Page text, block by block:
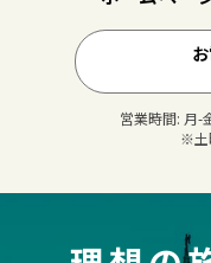
営業時間: 月-
※土